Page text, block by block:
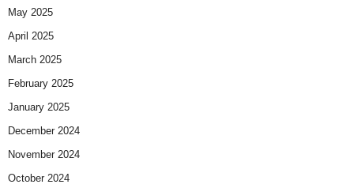
May 2025
April 2025
March 2025
February 2025
January 2025
December 2024
November 2024
October 2024